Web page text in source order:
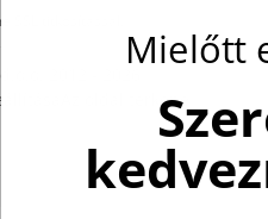
titkosítással.
2012 - 2026
Az oldal térképe
Mielőtt